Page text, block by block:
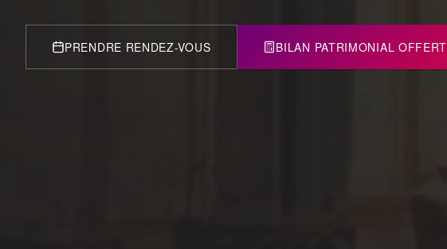
PRENDRE RENDEZ-VOUS BILAN PATRIMONIAL OFFERT